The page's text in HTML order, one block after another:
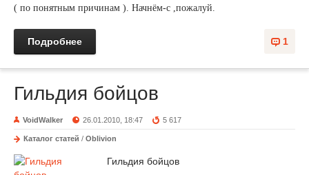
( по понятным причинам ). Начнём-с ,пожалуй.
1
Подробнее
Гильдия бойцов
VoidWalker 26.01.2010, 18:47 5 617
Каталог статей / Oblivion
Гильдия бойцов